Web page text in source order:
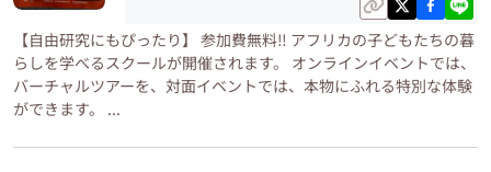
【自由研究にもぴったり】 参加費無料‼️ アフリカの子どもたちの暮
らしを学べるスクールが開催されます。 オンラインイベントでは、
バーチャルツアーを、対面イベントでは、本物にふれる特別な体験
ができます。 ...